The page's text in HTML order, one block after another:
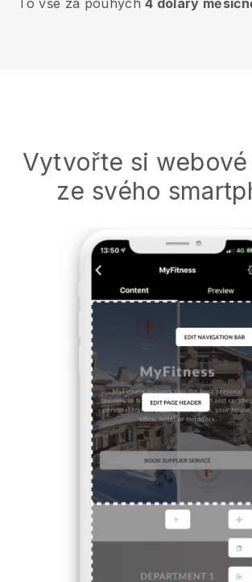
To vše za pouhých4 dolary
Vytvořte si
ze svého